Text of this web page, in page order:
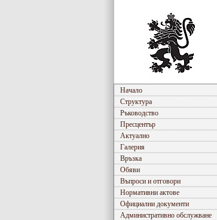
Начало
Структура
Ръководство
Пресцентър
Актуално
Галерия
Връзка
Обяви
Въпроси и отговори
Нормативни актове
Официални документи
Административно обслужване